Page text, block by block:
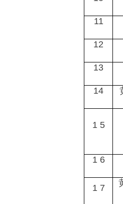
11
12
13
14
1 5
1 6
1 7